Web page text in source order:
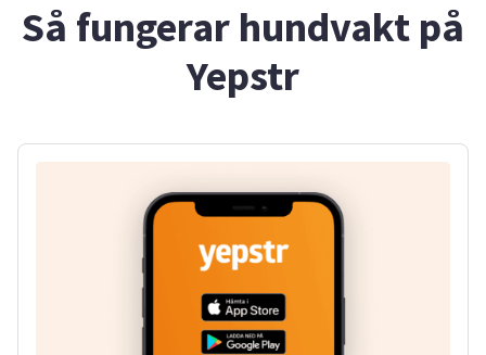
Så fungerar hundvakt på
Yepstr